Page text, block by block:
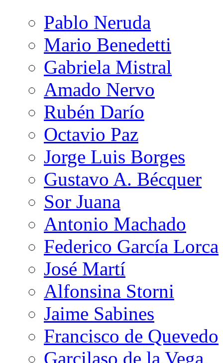
Pablo Neruda
Mario Benedetti
Gabriela Mistral
Amado Nervo
Rubén Darío
Octavio Paz
Jorge Luis Borges
Gustavo A. Bécquer
Sor Juana
Antonio Machado
Federico García Lorca
José Martí
Alfonsina Storni
Jaime Sabines
Francisco de Quevedo
Garcilaso de la Vega